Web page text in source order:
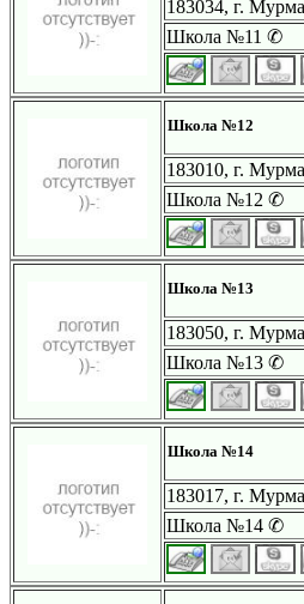
183034, г.
Школа №11 ✆
Школа №12
183010, г.
Школа №12 ✆
Школа №13
183050, г.
Школа №13 ✆
Школа №14
183017, г.
Школа №14 ✆